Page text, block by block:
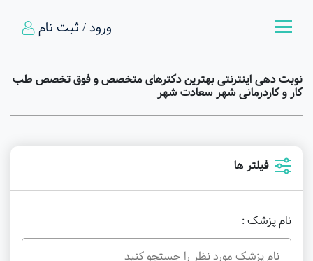
ورود / ثبت نام
نوبت دهی اینترنتی بهترین دکترهای متخصص و فوق تخصص طب
کار و کاردرمانی شهر سعادت شهر
فیلتر ها
نام پزشک :